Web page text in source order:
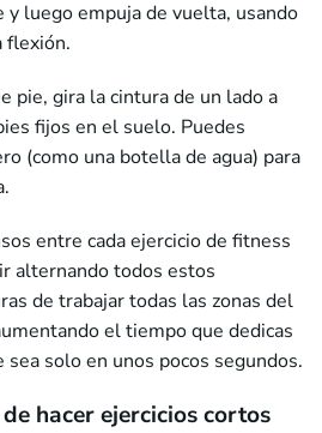
y luego empuja de vuelta, usando
flexión.
pie, gira la cintura de un lado a
fijos en el suelo. Puedes
(como una botella de agua) para
entre cada ejercicio de fitness
alternando todos estos
de trabajar todas las zonas del
el tiempo que dedicas
sea solo en unos pocos segundos.
hacer ejercicios cortos